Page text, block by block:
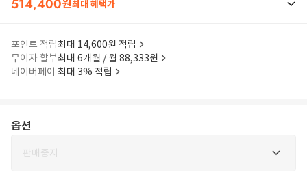
514,400원최대 혜택가
포인트 적립최대 14,600원 적립
무이자 할부최대 6개월 / 월 88,333원
네이버페이 최대 3% 적립
옵션
판매중지